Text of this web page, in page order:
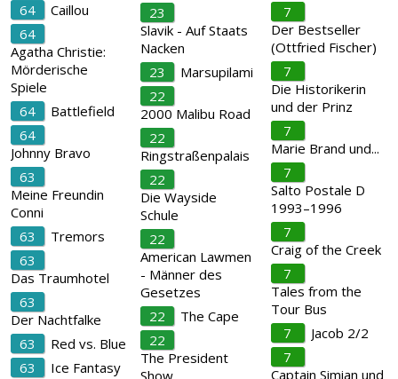
64
Caillou
64
Agatha Christie:
Mörderische
Spiele
64
Battlefield
64
Johnny Bravo
63
Meine Freundin
Conni
63
Tremors
63
Das Traumhotel
63
Der Nachtfalke
63
Red vs. Blue
63
Ice Fantasy
23
Slavik - Auf Staats
Nacken
23
Marsupilami
22
2000 Malibu Road
22
Ringstraßenpalais
22
Die Wayside
Schule
22
American Lawmen
- Männer des
Gesetzes
22
The Cape
22
The President
Show
7
Der Bestseller
(Ottfried Fischer)
7
Die Historikerin
und der Prinz
7
Marie Brand und...
7
Salto Postale D
1993–1996
7
Craig of the Creek
7
Tales from the
Tour Bus
7
Jacob 2/2
7
Captain Simian und